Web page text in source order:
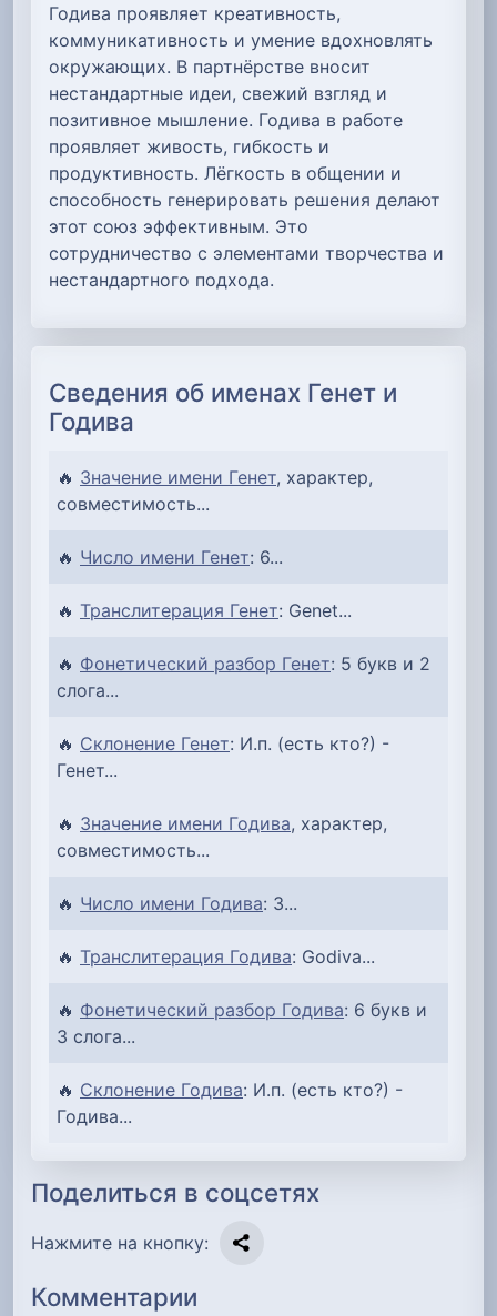
Годива проявляет креативность,
коммуникативность и умение вдохновлять
окружающих. В партнёрстве вносит
нестандартные идеи, свежий взгляд и
позитивное мышление. Годива в работе
проявляет живость, гибкость и
продуктивность. Лёгкость в общении и
способность генерировать решения делают
этот союз эффективным. Это
сотрудничество с элементами творчества и
нестандартного подхода.
Сведения об именах Генет и
Годива
🔥 Значение имени Генет, характер,
совместимость...
🔥 Число имени Генет: 6...
🔥 Транслитерация Генет: Genet...
🔥 Фонетический разбор Генет: 5 букв и 2
слога...
🔥 Склонение Генет: И.п. (есть кто?) -
Генет...
🔥 Значение имени Годива, характер,
совместимость...
🔥 Число имени Годива: 3...
🔥 Транслитерация Годива: Godiva...
🔥 Фонетический разбор Годива: 6 букв и
3 слога...
🔥 Склонение Годива: И.п. (есть кто?) -
Годива...
Поделиться в соцсетях
Нажмите на кнопку:
Комментарии